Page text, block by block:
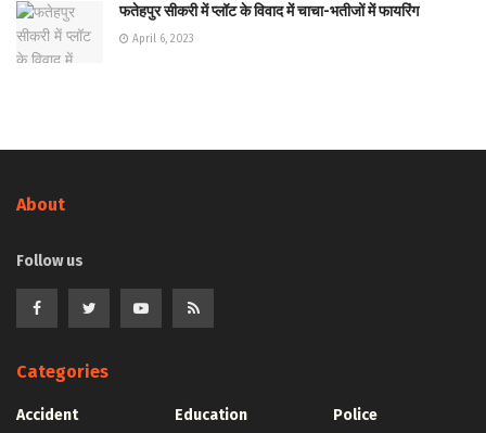
फतेहपुर सीकरी में प्लॉट के विवाद में चाचा-भतीजों में फायरिंग
April 6, 2023
About
Follow us
Categories
Accident
Education
Police